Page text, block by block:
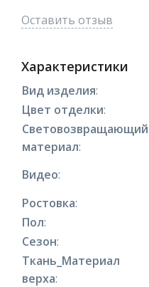
Оставить отзыв
Характеристики
Вид изделия:
Цвет отделки:
Световозвращающий
материал:
Видео:
Ростовка:
Пол:
Сезон:
Ткань_Материал
верха: